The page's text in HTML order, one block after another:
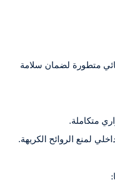
متطورة لضمان سلامة
متكاملة.
لمنع الروائح الكريهة.